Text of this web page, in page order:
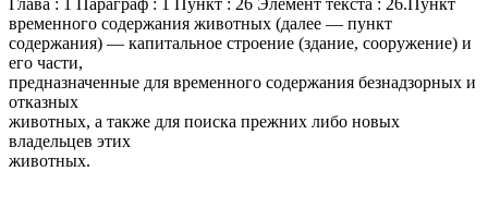
временного содержания животных (далее — пункт
содержания) — капитальное строение (здание, сооружение) и
его части,
предназначенные для временного содержания безнадзорных и
отказных
животных, а также для поиска прежних либо новых
владельцев этих
животных.